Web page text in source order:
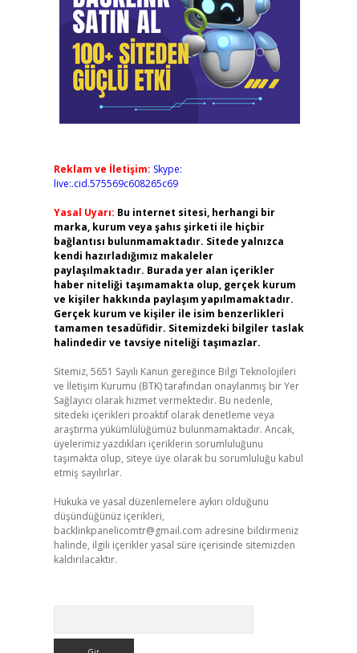
Reklam ve İletişim: Skype:
live:.cid.575569c608265c69
Yasal Uyarı: Bu internet sitesi, herhangi bir
marka, kurum veya şahıs şirketi ile hiçbir
bağlantısı bulunmamaktadır. Sitede yalnızca
kendi hazırladığımız makaleler
paylaşılmaktadır. Burada yer alan içerikler
haber niteliği taşımamakta olup, gerçek kurum
ve kişiler hakkında paylaşım yapılmamaktadır.
Gerçek kurum ve kişiler ile isim benzerlikleri
tamamen tesadüfidir. Sitemizdeki bilgiler taslak
halindedir ve tavsiye niteliği taşımazlar.
Sitemiz, 5651 Sayılı Kanun gereğince Bilgi Teknolojileri
ve İletişim Kurumu (BTK) tarafından onaylanmış bir Yer
Sağlayıcı olarak hizmet vermektedir. Bu nedenle,
sitedeki içerikleri proaktif olarak denetleme veya
araştırma yükümlülüğümüz bulunmamaktadır. Ancak,
üyelerimiz yazdıkları içeriklerin sorumluluğunu
taşımakta olup, siteye üye olarak bu sorumluluğu kabul
etmiş sayılırlar.
Hukuka ve yasal düzenlemelere aykırı olduğunu
düşündüğünüz içerikleri,
backlinkpanelicomtr@gmail.com adresine bildirmeniz
halinde, ilgili içerikler yasal süre içerisinde sitemizden
kaldırılacaktır.